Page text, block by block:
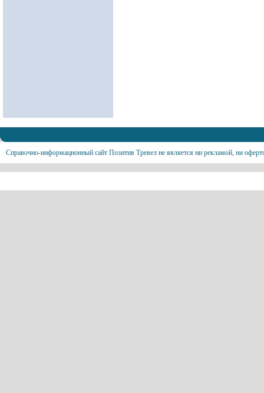
Справочно-информационный сайт Позитив Тревел не является ни рекламой, ни